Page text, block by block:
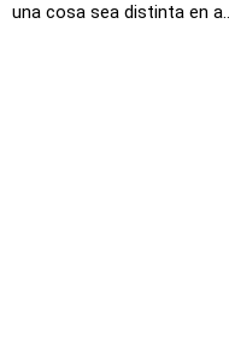
una cosa sea distinta en